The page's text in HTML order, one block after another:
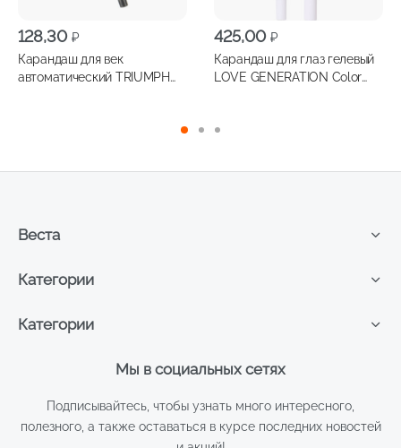
128,30 ₽
Карандаш для век
автоматический TRIUMPH
425,00 ₽
Карандаш для глаз гелевый
LOVE GENERATION Color
Мы в социальных сетях
Подписывайтесь, чтобы узнать много интересного,
полезного, а также оставаться в курсе последних новостей
Категории
Категории
Веста